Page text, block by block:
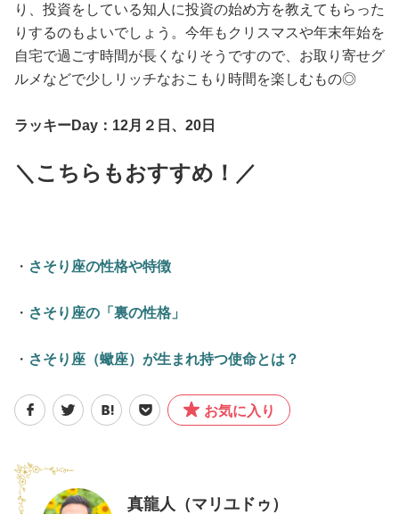
り、投資をしている知人に投資の始め方を教えてもらった
りするのもよいでしょう。今年もクリスマスや年末年始を
自宅で過ごす時間が長くなりそうですので、お取り寄せグ
ルメなどで少しリッチなおこもり時間を楽しむもの◎
ラッキーDay：12月２日、20日
＼こちらもおすすめ！／
・ さそり座の性格や特徴
・ さそり座の「裏の性格」
・ さそり座（蠍座）が生まれ持つ使命とは？
お気に入り
真龍人（マリユドゥ）